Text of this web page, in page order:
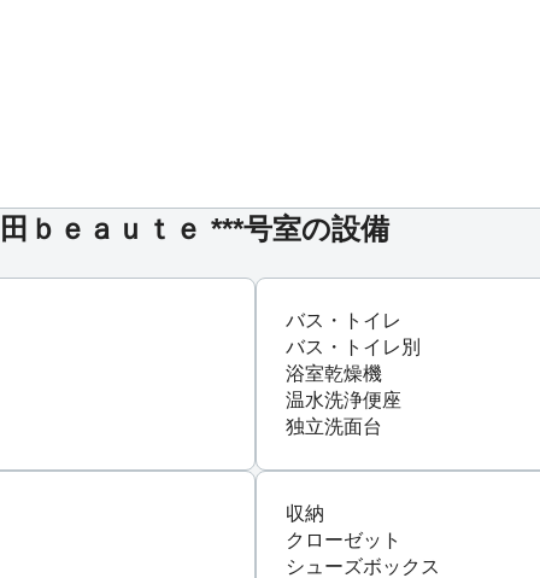
ｂｅａｕｔｅ ***号室の設備
バス・トイレ
バス・トイレ別
浴室乾燥機
温水洗浄便座
独立洗面台
収納
クローゼット
シューズボックス